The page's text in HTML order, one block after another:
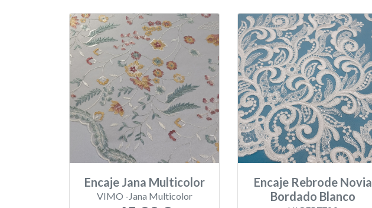
Encaje Jana Multicolor
VIMO -Jana Multicolor
Encaje Rebrode Novia
Bordado Blanco